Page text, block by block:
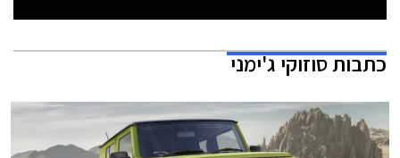
כתבותסוזוקי ג'ימני